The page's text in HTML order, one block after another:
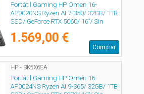
Portátil Gaming HP Omen 16-
AP0020NS Ryzen AI 7-350/ 32GB/ 1TB
SSD/ GeForce RTX 5060/ 16"/ Sin
1.569,00 €
Comprar
HP - BK5X6EA
Portátil Gaming HP Omen 16-
AP0024NS Ryzen AI 9-365/ 32GB/ 1TB